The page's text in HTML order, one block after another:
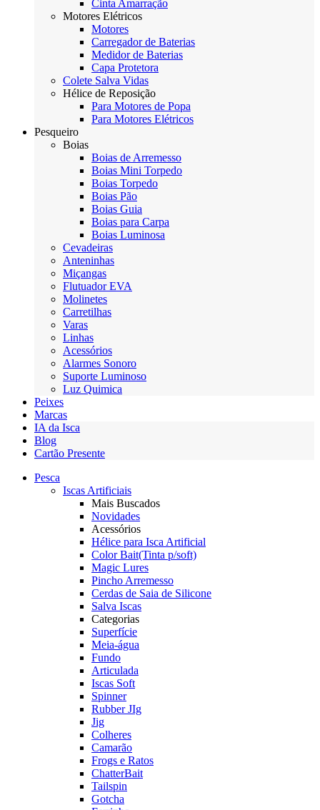
Cinta Amarração
Motores Elétricos
Motores
Carregador de Baterias
Medidor de Baterias
Capa Protetora
Colete Salva Vidas
Hélice de Reposição
Para Motores de Popa
Para Motores Elétricos
Pesqueiro
Boias
Boias de Arremesso
Boias Mini Torpedo
Boias Torpedo
Boias Pão
Boias Guia
Boias para Carpa
Boias Luminosa
Cevadeiras
Anteninhas
Miçangas
Flutuador EVA
Molinetes
Carretilhas
Varas
Linhas
Acessórios
Alarmes Sonoro
Suporte Luminoso
Luz Quimica
Peixes
Marcas
IA da Isca
Blog
Cartão Presente
Pesca
Iscas Artificiais
Mais Buscados
Novidades
Acessórios
Hélice para Isca Artificial
Color Bait(Tinta p/soft)
Magic Lures
Pincho Arremesso
Cerdas de Saia de Silicone
Salva Iscas
Categorias
Superfície
Meia-água
Fundo
Articulada
Iscas Soft
Spinner
Rubber JIg
Jig
Colheres
Camarão
Frogs e Ratos
ChatterBait
Tailspin
Gotcha